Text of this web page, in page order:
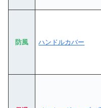
防風 ハンドルカバー